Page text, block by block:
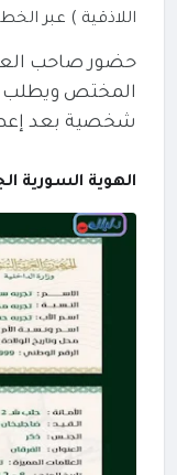
اللاذقية ) عبر
حضور صاحب
المختص ويطلب
شخصية بعد
الهوية السورية